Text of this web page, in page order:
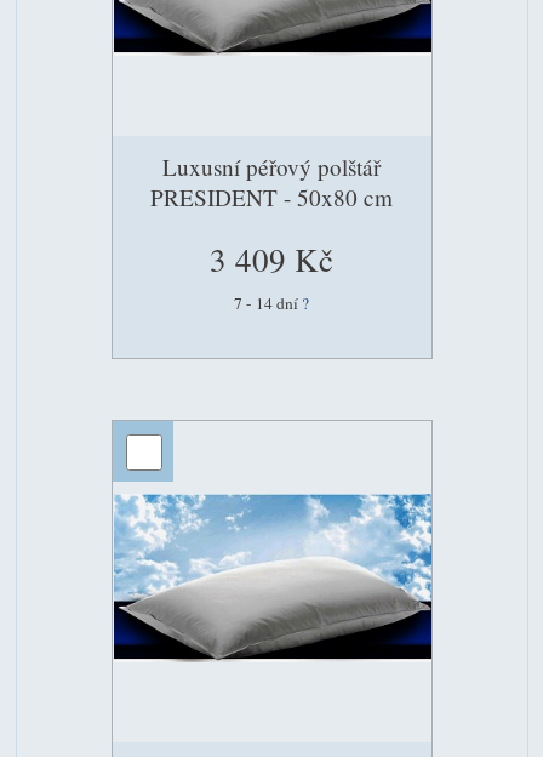
Luxusní péřový polštář
PRESIDENT - 50x80 cm
3 409 Kč
7 - 14 dní ?